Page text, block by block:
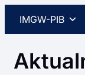
treści
IMGW-PIB